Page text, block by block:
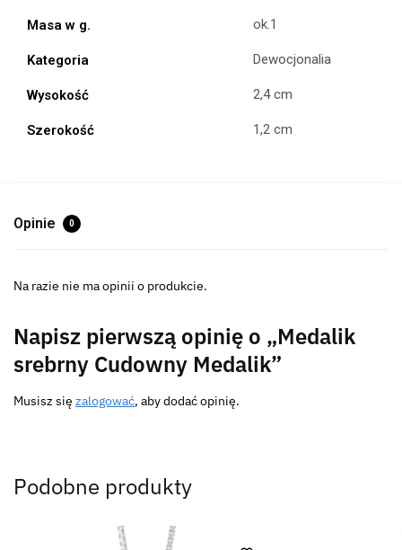
Masa w g. ok.1
Kategoria Dewocjonalia
Wysokość 2,4 cm
Szerokość 1,2 cm
Opinie 0
Na razie nie ma opinii o produkcie.
Napisz pierwszą opinię o „Medalik
srebrny Cudowny Medalik”
Musisz się zalogować, aby dodać opinię.
Podobne produkty